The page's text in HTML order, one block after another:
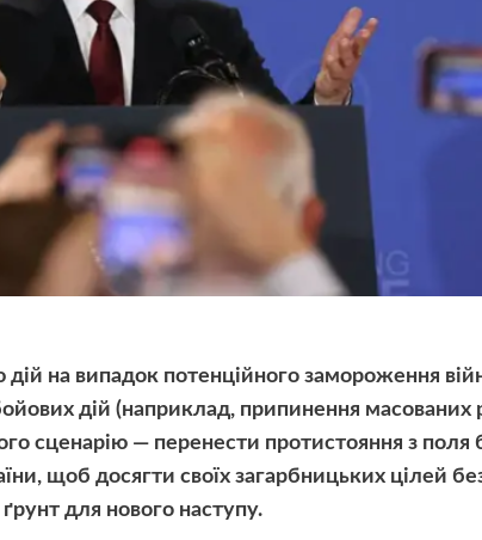
на випадок потенційного замороження
дій (наприклад, припинення масованих
сценарію — перенести протистояння з поля
щоб досягти своїх загарбницьких цілей
для нового наступу.